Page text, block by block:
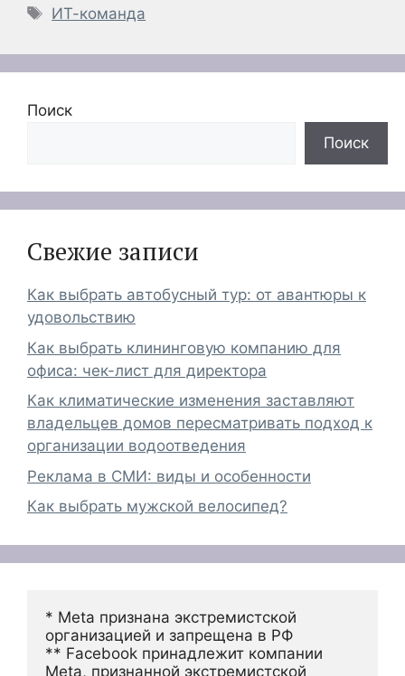
Метки
ИТ-команда
Поиск
Поиск
Свежие записи
Как выбрать автобусный тур: от авантюры к
удовольствию
Как выбрать клининговую компанию для
офиса: чек-лист для директора
Как климатические изменения заставляют
владельцев домов пересматривать подход к
организации водоотведения
Реклама в СМИ: виды и особенности
Как выбрать мужской велосипед?
* Meta признана экстремистской
организацией и запрещена в РФ
** Facebook принадлежит компании
Meta, признанной экстремистской